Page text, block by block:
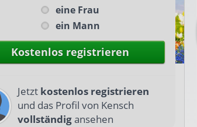
eine Frau
ein Mann
Kostenlos registrieren
Jetzt kostenlos registrieren
und das Profil von Kensch
vollständigansehen